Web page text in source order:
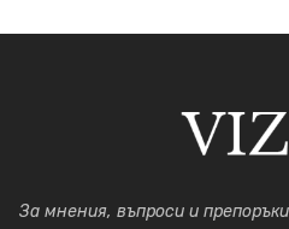
За мнения, въпроси и